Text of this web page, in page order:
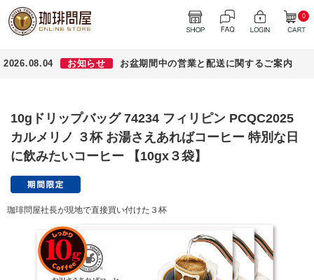
0
2026.08.04 お知らせ お盆期間中の営業と配送に関するご案内
10gドリップバッグ 74234 フィリピン PCQC2025
カルメリノ ３杯 お湯さえあればコーヒー 特別な日
に飲みたいコーヒー 【10gx３袋】
珈琲問屋社長が現地で直接買い付けた３杯